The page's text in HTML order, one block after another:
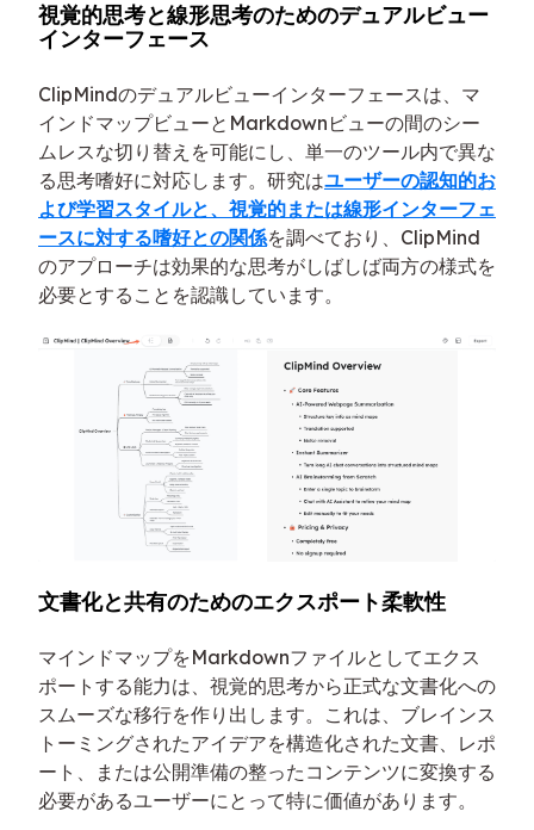
視覚的思考と線形思考のためのデュアルビュー
インターフェース
ClipMindのデュアルビューインターフェースは、マ
インドマップビューとMarkdownビューの間のシー
ムレスな切り替えを可能にし、単一のツール内で異な
る思考嗜好に対応します。研究はユーザーの認知的お
よび学習スタイルと、視覚的または線形インターフェ
ースに対する嗜好との関係を調べており、ClipMind
のアプローチは効果的な思考がしばしば両方の様式を
必要とすることを認識しています。
文書化と共有のためのエクスポート柔軟性
マインドマップをMarkdownファイルとしてエクス
ポートする能力は、視覚的思考から正式な文書化への
スムーズな移行を作り出します。これは、ブレインス
トーミングされたアイデアを構造化された文書、レポ
ート、または公開準備の整ったコンテンツに変換する
必要があるユーザーにとって特に価値があります。